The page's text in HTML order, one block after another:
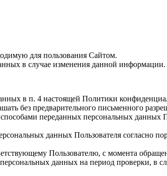
для пользования Сайтом.
в случае изменения данной информации.
в п. 4 настоящей Политики
без предварительного письменного
переданных персональных данных
данных Пользователя согласно
Пользователю, с момента
данных на период проверки, в